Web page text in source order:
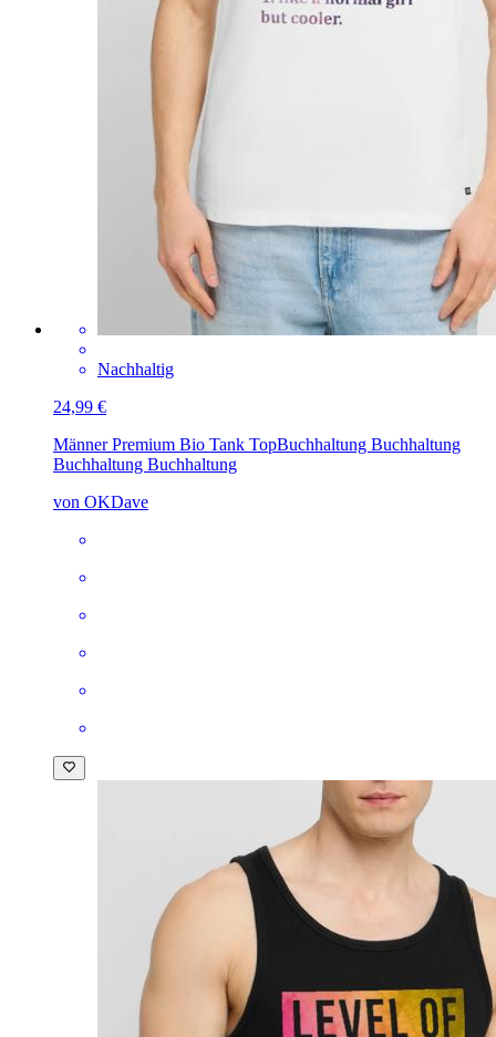
Nachhaltig
24,99 €
Männer Premium Bio Tank TopBuchhaltung Buchhaltung
Buchhaltung Buchhaltung
von OKDave